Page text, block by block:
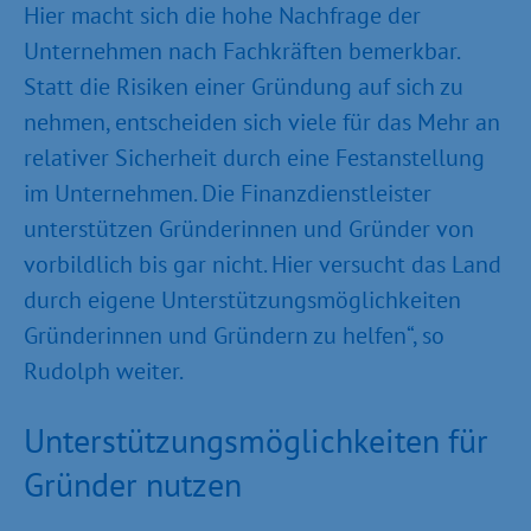
Hier macht sich die hohe Nachfrage der
Unternehmen nach Fachkräften bemerkbar.
Statt die Risiken einer Gründung auf sich zu
nehmen, entscheiden sich viele für das Mehr an
relativer Sicherheit durch eine Festanstellung
im Unternehmen. Die Finanzdienstleister
unterstützen Gründerinnen und Gründer von
vorbildlich bis gar nicht. Hier versucht das Land
durch eigene Unterstützungsmöglichkeiten
Gründerinnen und Gründern zu helfen“, so
Rudolph weiter.
Unterstützungsmöglichkeiten für
Gründer nutzen